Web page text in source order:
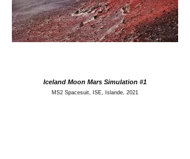
Iceland Moon Mars Simulation #1
MS2 Spacesuit, ISE, Islande, 2021